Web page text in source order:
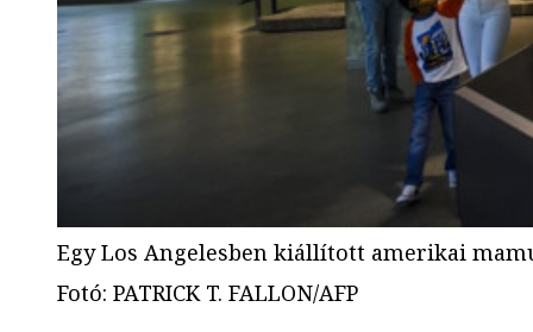
Egy Los Angelesben kiállított amerikai
Fotó: PATRICK T. FALLON/AFP